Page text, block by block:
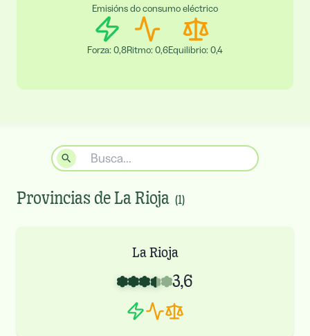
Emisións do consumo eléctrico
Forza:0,8Ritmo:0,6Equilibrio:0,4
Provincias de La Rioja (1)
La Rioja
3,6